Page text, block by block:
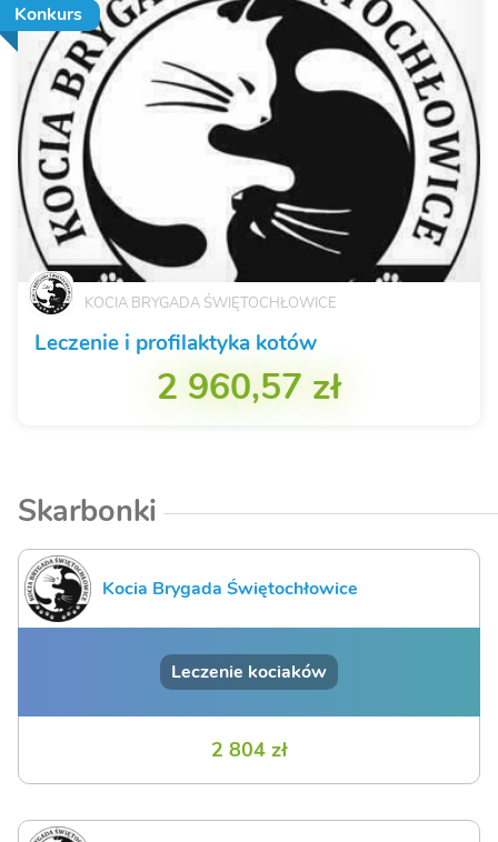
Konkurs
KOCIA BRYGADA ŚWIĘTOCHŁOWICE
Leczenie i profilaktyka kotów
2 960,57 zł
Skarbonki
Kocia Brygada Świętochłowice
Leczenie kociaków
2 804 zł